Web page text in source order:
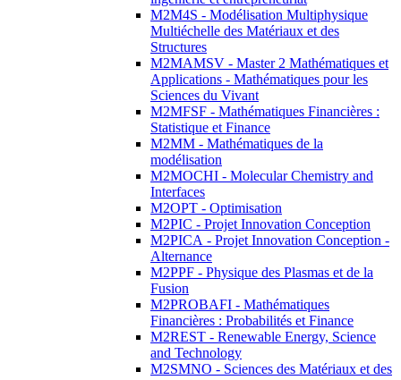
M2M4S - Modélisation Multiphysique
Multiéchelle des Matériaux et des
Structures
M2MAMSV - Master 2 Mathématiques et
Applications - Mathématiques pour les
Sciences du Vivant
M2MFSF - Mathématiques Financières :
Statistique et Finance
M2MM - Mathématiques de la
modélisation
M2MOCHI - Molecular Chemistry and
Interfaces
M2OPT - Optimisation
M2PIC - Projet Innovation Conception
M2PICA - Projet Innovation Conception -
Alternance
M2PPF - Physique des Plasmas et de la
Fusion
M2PROBAFI - Mathématiques
Financières : Probabilités et Finance
M2REST - Renewable Energy, Science
and Technology
M2SMNO - Sciences des Matériaux et des